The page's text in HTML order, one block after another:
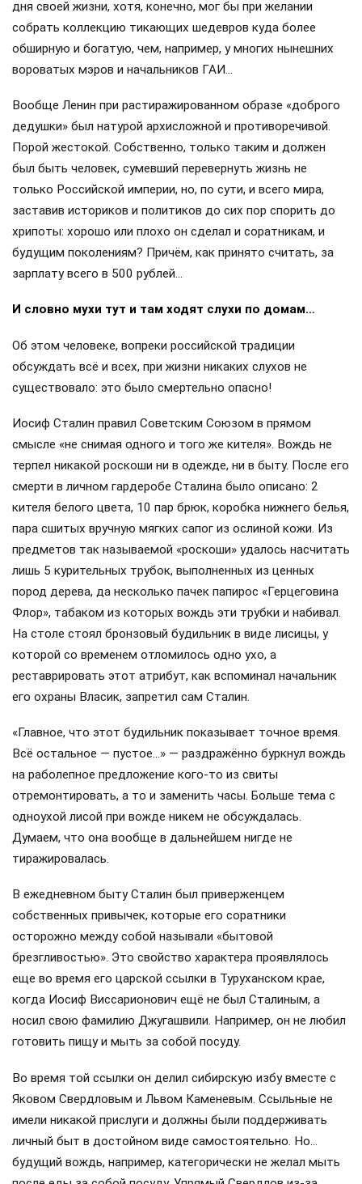
дня своей жизни, хотя, конечно, мог бы при желании
собрать коллекцию тикающих шедевров куда более
обширную и богатую, чем, например, у многих нынешних
вороватых мэров и начальников ГАИ…
Вообще Ленин при растиражированном образе «доброго
дедушки» был натурой архисложной и противоречивой.
Порой жестокой. Собственно, только таким и должен
был быть человек, сумевший перевернуть жизнь не
только Российской империи, но, по сути, и всего мира,
заставив историков и политиков до сих пор спорить до
хрипоты: хорошо или плохо он сделал и соратникам, и
будущим поколениям? Причём, как принято считать, за
зарплату всего в 500 рублей…
И словно мухи тут и там ходят слухи по домам…
Об этом человеке, вопреки российской традиции
обсуждать всё и всех, при жизни никаких слухов не
существовало: это было смертельно опасно!
Иосиф Сталин правил Советским Союзом в прямом
смысле «не снимая одного и того же кителя». Вождь не
терпел никакой роскоши ни в одежде, ни в быту. После его
смерти в личном гардеробе Сталина было описано: 2
кителя белого цвета, 10 пар брюк, коробка нижнего белья,
пара сшитых вручную мягких сапог из ослиной кожи. Из
предметов так называемой «роскоши» удалось насчитать
лишь 5 курительных трубок, выполненных из ценных
пород дерева, да несколько пачек папирос «Герцеговина
Флор», табаком из которых вождь эти трубки и набивал.
На столе стоял бронзовый будильник в виде лисицы, у
которой со временем отломилось одно ухо, а
реставрировать этот атрибут, как вспоминал начальник
его охраны Власик, запретил сам Сталин.
«Главное, что этот будильник показывает точное время.
Всё остальное — пустое…» — раздражённо буркнул вождь
на раболепное предложение кого-то из свиты
отремонтировать, а то и заменить часы. Больше тема с
одноухой лисой при вожде никем не обсуждалась.
Думаем, что она вообще в дальнейшем нигде не
тиражировалась.
В ежедневном быту Сталин был приверженцем
собственных привычек, которые его соратники
осторожно между собой называли «бытовой
брезгливостью». Это свойство характера проявлялось
еще во время его царской ссылки в Туруханском крае,
когда Иосиф Виссарионович ещё не был Сталиным, а
носил свою фамилию Джугашвили. Например, он не любил
готовить пищу и мыть за собой посуду.
Во время той ссылки он делил сибирскую избу вместе с
Яковом Свердловым и Львом Каменевым. Ссыльные не
имели никакой прислуги и должны были поддерживать
личный быт в достойном виде самостоятельно. Но…
будущий вождь, например, категорически не желал мыть